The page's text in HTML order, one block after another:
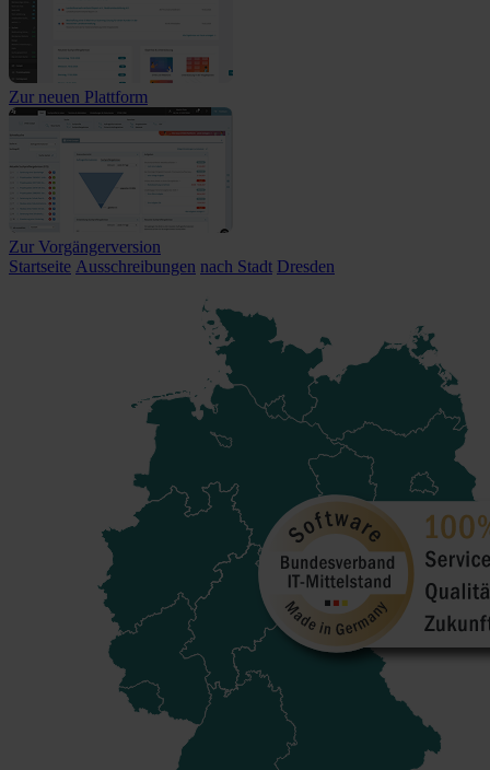
Zur neuen Plattform
Zur Vorgängerversion
Startseite Ausschreibungen nach Stadt Dresden